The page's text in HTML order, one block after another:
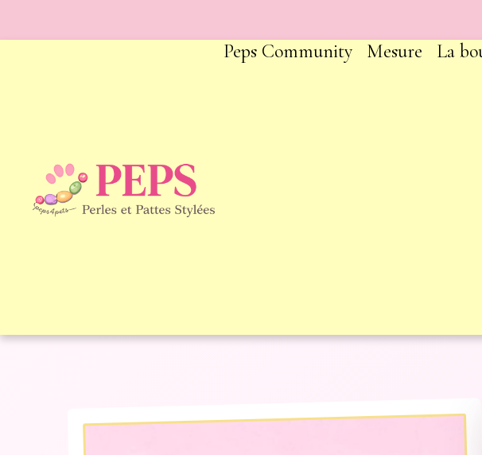
Peps Community Mesure La